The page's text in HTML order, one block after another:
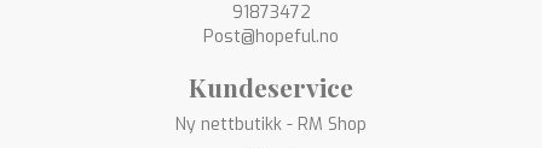
91873472
Post@hopeful.no
Kundeservice
Ny nettbutikk - RM Shop